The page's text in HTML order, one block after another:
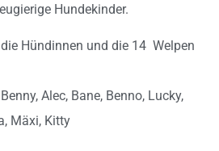
Hundekinder.
Hündinnen und die 14 Welpen
Alec, Bane, Benno, Lucky,
Mäxi, Kitty